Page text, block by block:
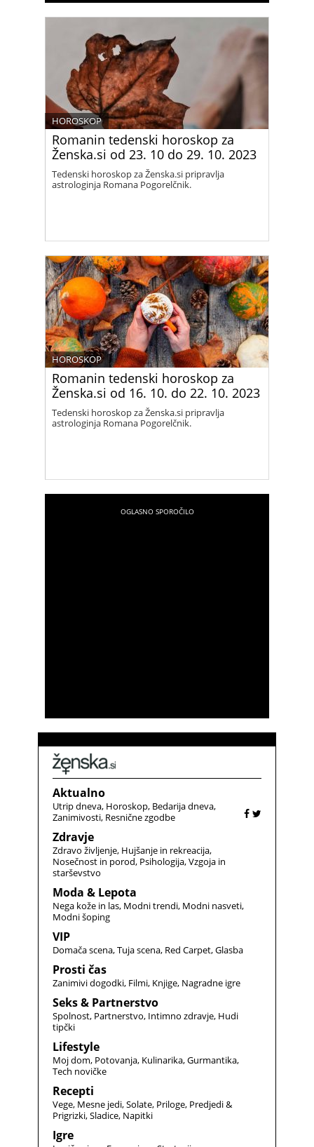
Romanin tedenski horoskop za
Ženska.si od 23. 10 do 29. 10. 2023
HOROSKOP
Tedenski horoskop za Ženska.si pripravlja
astrologinja Romana Pogorelčnik.
Romanin tedenski horoskop za
Ženska.si od 16. 10. do 22. 10. 2023
HOROSKOP
Tedenski horoskop za Ženska.si pripravlja
astrologinja Romana Pogorelčnik.
Aktualno
Utrip dneva Horoskop Bedarija dneva
Zanimivosti Resnične zgodbe
Zdravje
Zdravo življenje Hujšanje in rekreacija
Nosečnost in porod Psihologija Vzgoja in
starševstvo
Moda & Lepota
Nega kože in las Modni trendi Modni nasveti
Modni šoping
VIP
Domača scena Tuja scena Red Carpet Glasba
Prosti čas
Zanimivi dogodki Filmi Knjige Nagradne igre
Seks & Partnerstvo
Spolnost Partnerstvo Intimno zdravje Hudi
tipčki
Lifestyle
Moj dom Potovanja Kulinarika Gurmantika
Tech novičke
Recepti
Vege Mesne jedi Solate Priloge Predjedi &
Prigrizki Sladice Napitki
Igre